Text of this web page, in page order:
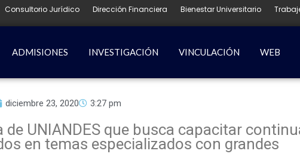
Consultorio Jurídico Dirección Financiera Bienestar Universitario
ADMISIONES INVESTIGACIÓN VINCULACIÓN WEB
diciembre 23, 2020 3:27 pm
UNIANDES que busca capacitar
en temas especializados con grandes